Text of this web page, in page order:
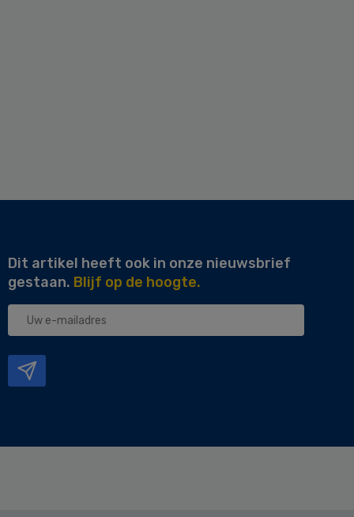
Dit artikel heeft ook in onze nieuwsbrief
gestaan. Blijf op de hoogte.
Uw